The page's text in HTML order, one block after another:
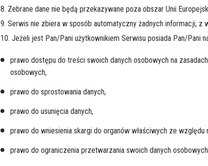
8. Zebrane dane nie będą przekazywane poza obszar Unii
9. Serwis nie zbiera w sposób automatyczny żadnych informacji,
10. Jeżeli jest Pan/Pani użytkownikiem Serwisu posiada Pan/Pani
prawo dostępu do treści swoich danych osobowych na
osobowych,
prawo do sprostowania danych,
prawo do usunięcia danych,
prawo do wniesienia skargi do organów właściwych ze względu
prawo do ograniczenia przetwarzania swoich danych